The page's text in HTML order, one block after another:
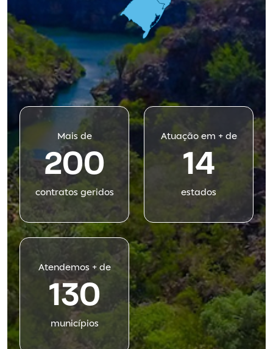
Mais de
200
contratos geridos
Atuação em + de
14
estados
Atendemos + de
130
municípios